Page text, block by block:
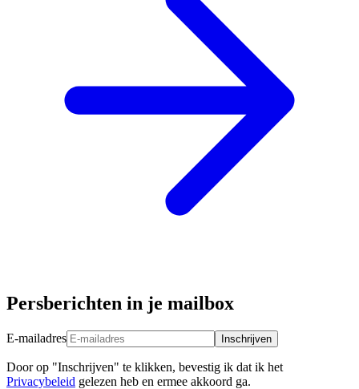
Persberichten in je mailbox
E-mailadres Inschrijven
Door op "Inschrijven" te klikken, bevestig ik dat ik het
Privacybeleid gelezen heb en ermee akkoord ga.